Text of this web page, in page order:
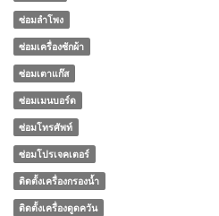
ซ่อมลำโพง
ซ่อมเครื่องซักผ้า
ซ่อมเตาแก๊ส
ซ่อมเมนบอร์ด
ซ่อมโทรศัพท์
ซ่อมโปรเจคเตอร์
ติดตั้งเครื่องกรองน้ำ
ติดตั้งเครื่องดูดควัน